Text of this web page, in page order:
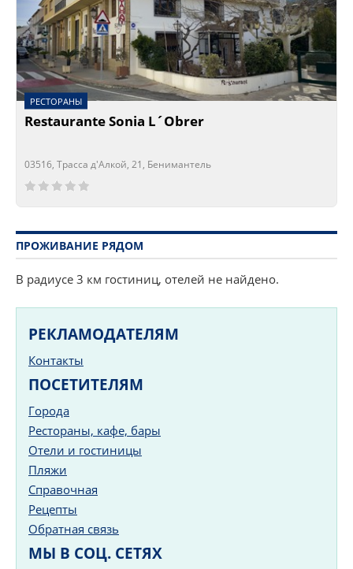
РЕСТОРАНЫ
Restaurante Sonia L´Obrer
03516, Трасса д'Алкой, 21, Бенимантель
Сейчас открыто!
Сейчас закрыто!
ПРОЖИВАНИЕ РЯДОМ
В радиусе 3 км гостиниц, отелей не найдено.
РЕКЛАМОДАТЕЛЯМ
Контакты
ПОСЕТИТЕЛЯМ
Города
Рестораны, кафе, бары
Отели и гостиницы
Пляжи
Справочная
Рецепты
Обратная связь
МЫ В СОЦ. СЕТЯХ